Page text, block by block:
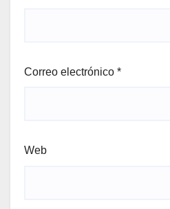
Correo electrónico *
Web